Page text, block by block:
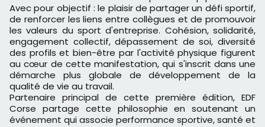
Avec pour objectif : le plaisir de partager un défi sportif,
de renforcer les liens entre collègues et de promouvoir
les valeurs du sport d'entreprise. Cohésion, solidarité,
engagement collectif, dépassement de soi, diversité
des profils et bien-être par l'activité physique figurent
au cœur de cette manifestation, qui s'inscrit dans une
démarche plus globale de développement de la
qualité de vie au travail.
Partenaire principal de cette première édition, EDF
Corse partage cette philosophie en soutenant un
événement qui associe performance sportive, santé et